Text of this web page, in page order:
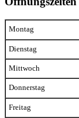
Montag
Dienstag
Mittwoch
Donnerstag
Freitag